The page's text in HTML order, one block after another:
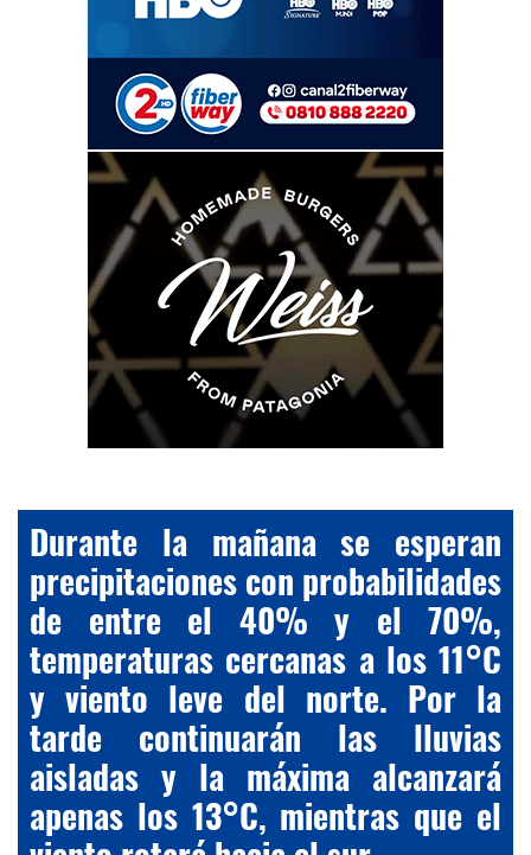
Durante la mañana se esperan
precipitaciones con probabilidades
de entre el 40% y el 70%,
temperaturas cercanas a los 11°C
y viento leve del norte. Por la
tarde continuarán las lluvias
aisladas y la máxima alcanzará
apenas los 13°C, mientras que el